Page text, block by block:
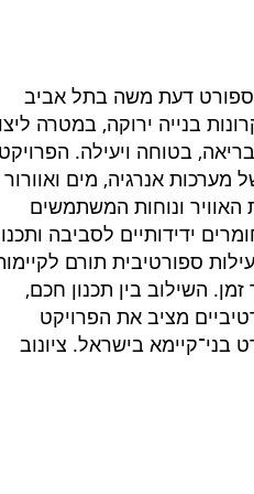
דעת משה בתל אביב
בנייה ירוקה, במטרה
בטוחה ויעילה.
מערכות אנרגיה, מים ואוורור
האוויר ונוחות המשתמשים
ידידותיים לסביבה
ספורטיבית תורם
זמן. השילוב בין תכנון חכם,
מציב את הפרויקט
בני־קיימא בישראל. ציונוב